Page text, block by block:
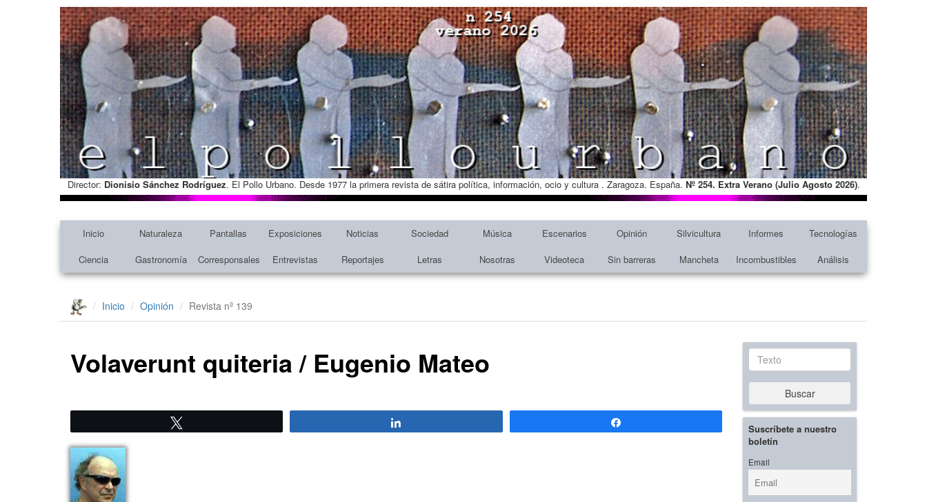
Director: Dionisio Sánchez Rodríguez. El Pollo Urbano. Desde 1977 la primera revista de sátira política, información, ocio y cultura . Zaragoza. España. Nº 254. Extra Verano (Julio Agosto 2026).
Inicio Naturaleza Pantallas Exposiciones Noticias Sociedad Música Escenarios Opinión Silvicultura Informes
Tecnologías
Ciencia
Gastronomía Corresponsales Entrevistas Reportajes Letras Nosotras Videoteca Sin barreras Mancheta Incombustibles Análisis
Inicio Opinión Revista nº 139
Volaverunt quiteria / Eugenio Mateo Texto
Buscar
Suscríbete a nuestro
boletín
Email